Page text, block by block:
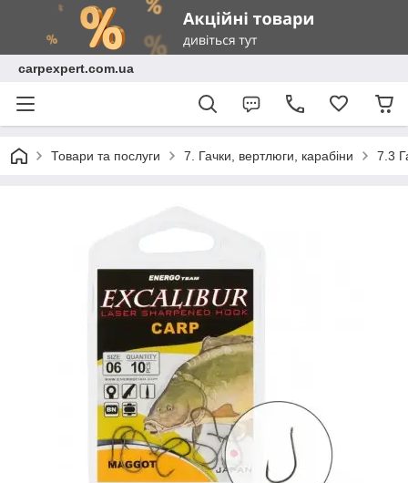
carpexpert.com.ua
Товари та послуги 7. Гачки, вертлюги, карабіни 7.3